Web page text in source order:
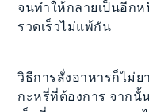
จนทำให้กลายเป็นอีก
รวดเร็วไม่แพ้กัน
วิธีการสั่งอาหารก็ไม่ย
กะหรี่ที่ต้องการ จากนั้